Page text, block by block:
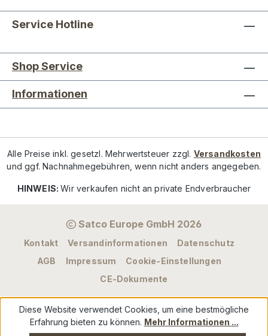
Service Hotline
Shop Service
Informationen
Alle Preise inkl. gesetzl. Mehrwertsteuer zzgl. Versandkosten
und ggf. Nachnahmegebühren, wenn nicht anders angegeben.
HINWEIS:Wir verkaufen nicht an private Endverbraucher
Satco Europe GmbH 2026
Kontakt Versandinformationen
Datenschutz
AGB
Impressum
Cookie-Einstellungen
CE-Dokumente
Diese Website verwendet Cookies, um eine bestmögliche
Erfahrung bieten zu können. Mehr Informationen ...